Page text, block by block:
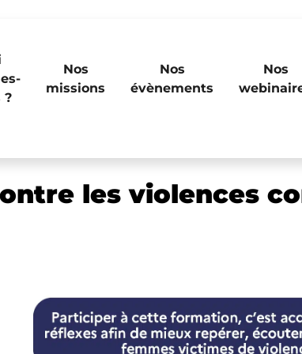
?
Nos
missions
Nos
évènements
Nos
les violences